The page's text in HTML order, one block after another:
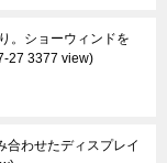
。ショーウィンドを
27 3377 view
合わせたディスプレイ